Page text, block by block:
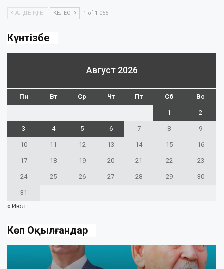
АЛДЫҢҒЫ КЕЛЕСІ 1 of 1 055
Күнтізбе
Август 2026
Пн Вт Ср Чт Пт Сб Вс
1 2
3 4 5 6 7 8 9
10 11 12 13 14 15 16
17 18 19 20 21 22 23
24 25 26 27 28 29 30
31
« Июл
Көп Оқылғандар